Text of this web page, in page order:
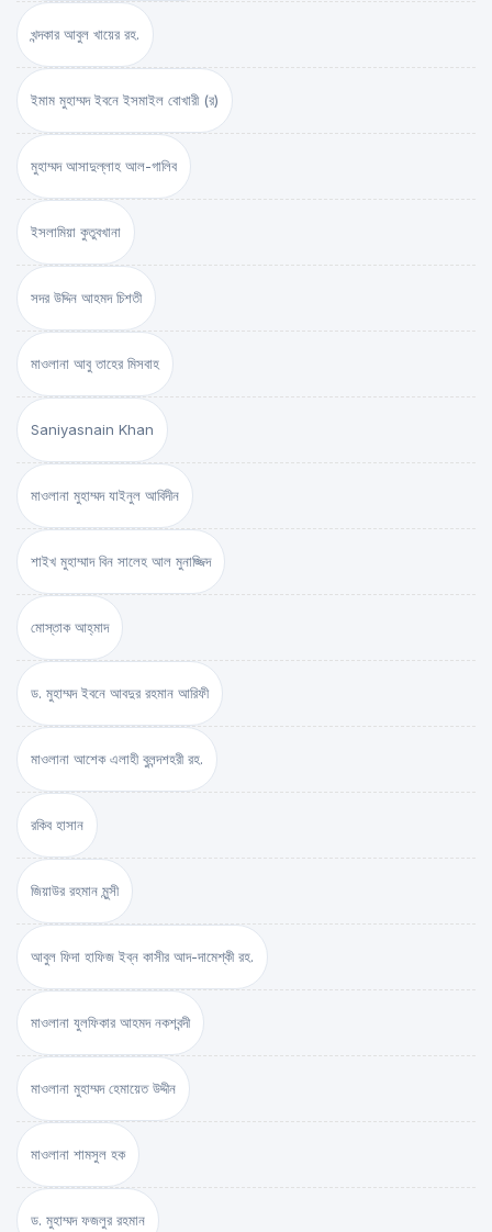
খন্দকার আবুল খায়ের রহ.
ইমাম মুহাম্মদ ইবনে ইসমাইল বোখারী (র)
মুহাম্মদ আসাদুল্লাহ আল-গালিব
ইসলামিয়া কুতুবখানা
সদর উদ্দিন আহমদ চিশতী
মাওলানা আবু তাহের মিসবাহ
Saniyasnain Khan
মাওলানা মুহাম্মদ যাইনুল আবিদীন
শাইখ মুহাম্মাদ বিন সালেহ আল মুনাজ্জিদ
মোস্তাক আহ্‌মাদ
ড. মুহাম্মদ ইবনে আবদুর রহমান আরিফী
মাওলানা আশেক এলাহী বুলন্দশহরী রহ.
রকিব হাসান
জিয়াউর রহমান মুন্সী
আবুল ফিদা হাফিজ ইব্‌ন কাসীর আদ-দামেশ্‌কী রহ.
মাওলানা যুলফিকার আহমদ নকশবন্দী
মাওলানা মুহাম্মদ হেমায়েত উদ্দীন
মাওলানা শামসুল হক
ড. মুহাম্মদ ফজলুর রহমান